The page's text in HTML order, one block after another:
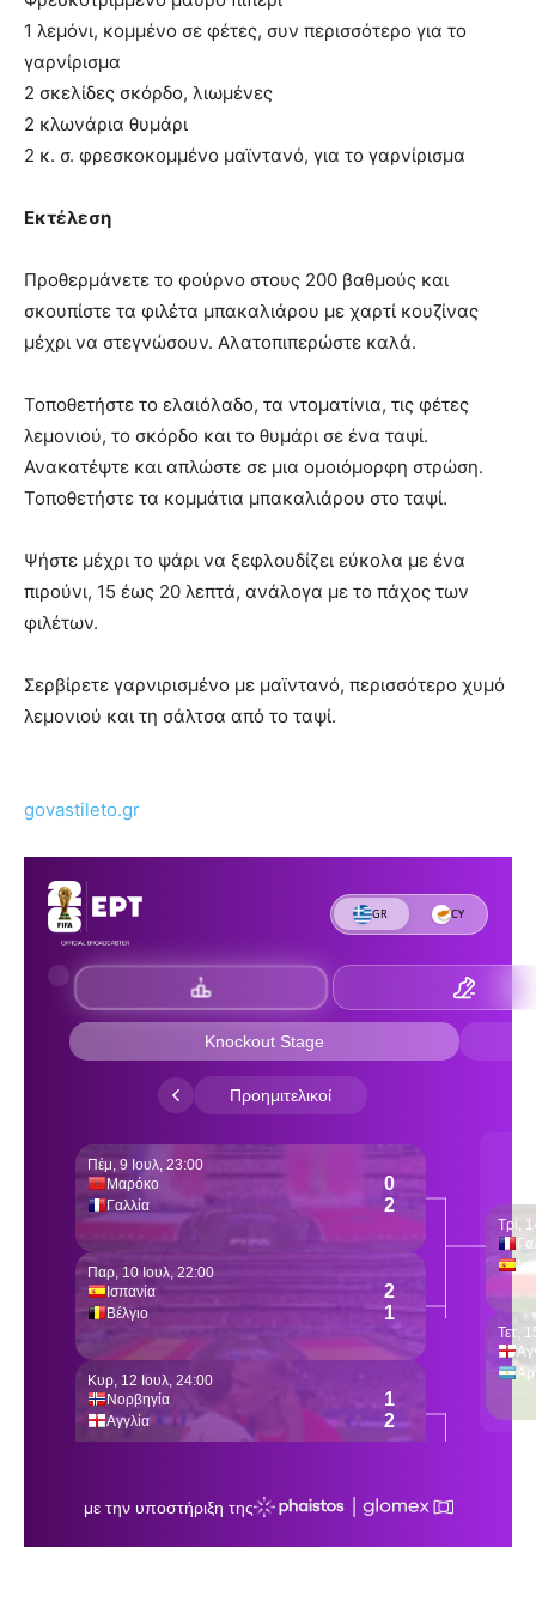
1 λεμόνι, κομμένο σε φέτες, συν περισσότερο για το
γαρνίρισμα
2 σκελίδες σκόρδο, λιωμένες
2 κλωνάρια θυμάρι
2 κ. σ. φρεσκοκομμένο μαϊντανό, για το γαρνίρισμα
Εκτέλεση
Προθερμάνετε το φούρνο στους 200 βαθμούς και
σκουπίστε τα φιλέτα μπακαλιάρου με χαρτί κουζίνας
μέχρι να στεγνώσουν. Αλατοπιπερώστε καλά.
Τοποθετήστε το ελαιόλαδο, τα ντοματίνια, τις φέτες
λεμονιού, το σκόρδο και το θυμάρι σε ένα ταψί.
Ανακατέψτε και απλώστε σε μια ομοιόμορφη στρώση.
Τοποθετήστε τα κομμάτια μπακαλιάρου στο ταψί.
Ψήστε μέχρι το ψάρι να ξεφλουδίζει εύκολα με ένα
πιρούνι, 15 έως 20 λεπτά, ανάλογα με το πάχος των
φιλέτων.
Σερβίρετε γαρνιρισμένο με μαϊντανό, περισσότερο χυμό
λεμονιού και τη σάλτσα από το ταψί.
govastileto.gr